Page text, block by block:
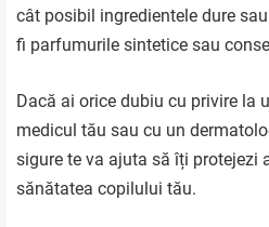
cât posibil ingredientele dure
fi parfumurile sintetice sau
Dacă ai orice dubiu cu privire la
medicul tău sau cu un
sigure te va ajuta să îți protejezi
sănătatea copilului tău.